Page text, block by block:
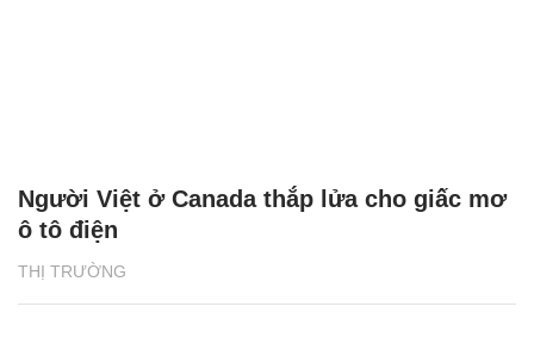
THỊ TRƯỜNG
Người Việt ở Canada thắp lửa cho giấc mơ
ô tô điện